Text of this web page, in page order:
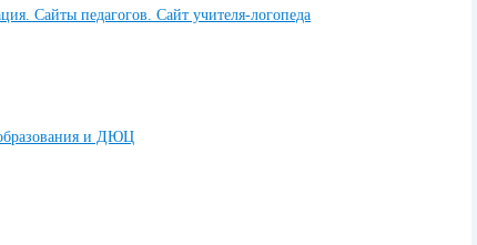
Сайты педагогов. Сайт учителя-логопеда
и ДЮЦ